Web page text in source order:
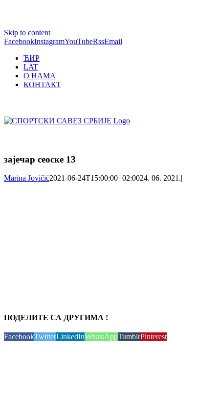
Skip to content
FacebookInstagramYouTubeRssEmail
ЋИР
LAT
О НАМА
КОНТАКТ
зајечар сеоске 13
Marina Jovičić2021-06-24T15:00:00+02:0024. 06. 2021.|
ПОДЕЛИТЕ СА ДРУГИМА !
FacebookTwitterLinkedInWhatsAppTumblrPinterest